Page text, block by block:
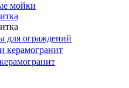
мойки
для ограждений
керамогранит